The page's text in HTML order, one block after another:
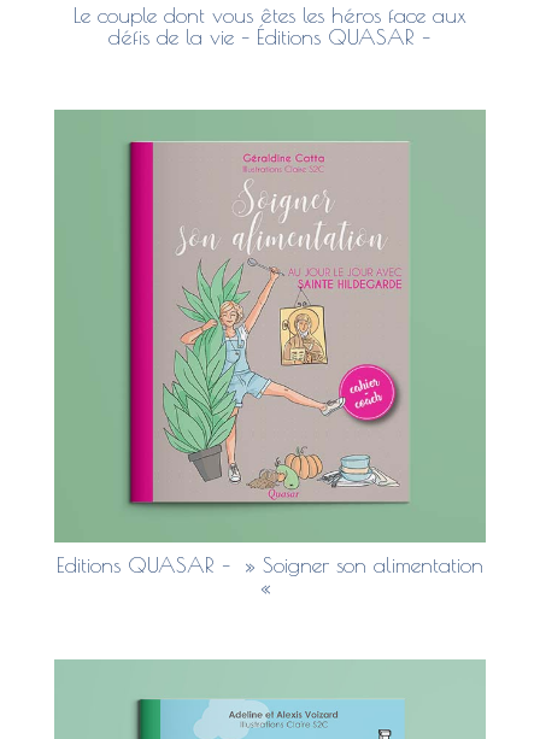
Le couple dont vous êtes les héros face aux
défis de la vie – Éditions QUASAR –
Editions QUASAR – » Soigner son alimentation
«